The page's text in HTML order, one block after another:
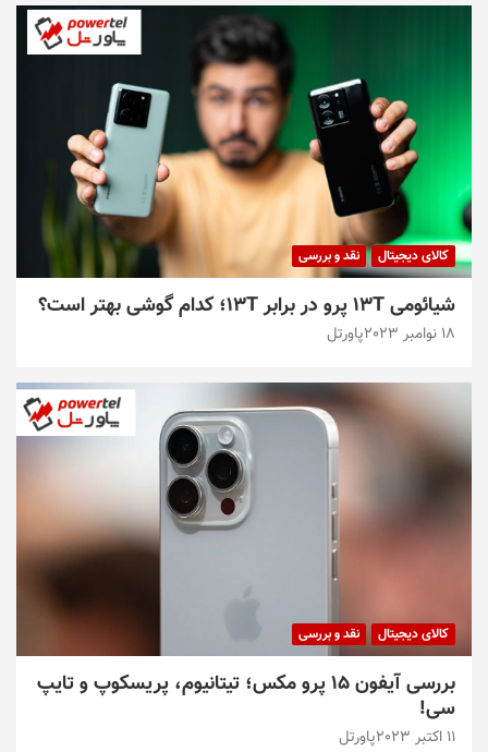
کالای دیجیتال نقد و بررسی
شیائومی ۱۳T پرو در برابر ۱۳T؛ کدام گوشی بهتر است؟
18 نوامبر 2023 پاورتل
کالای دیجیتال نقد و بررسی
بررسی آیفون ۱۵ پرو مکس؛ تیتانیوم، پریسکوپ و تایپ
سی!
11 اکتبر 2023 پاورتل